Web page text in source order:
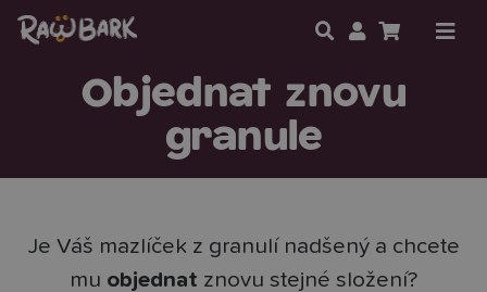
Objednat znovu
granule
Je Váš mazlíček z granulí nadšený a chcete
mu objednat znovu stejné složení?